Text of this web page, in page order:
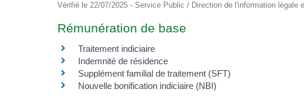
Vérifié le 22/07/2025 - Service Public / Direction de l'information légale
Rémunération de base
Traitement indiciaire
Indemnité de résidence
Supplément familial de traitement (SFT)
Nouvelle bonification indiciaire (NBI)